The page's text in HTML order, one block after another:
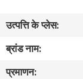
हमारे
बारे
में
by
ECER
उत्पत्ति के प्लेस:
ब्रांड नाम:
प्रमाणन: